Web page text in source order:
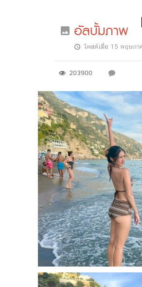
อัลบั้มภาพ
โพสต์เมื่อ 15 พฤษภา
203900